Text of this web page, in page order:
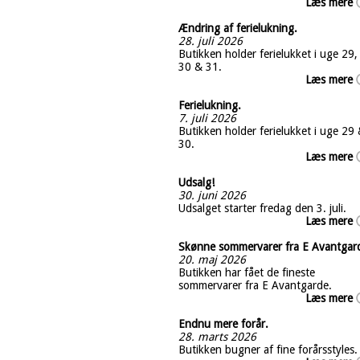
Ændring af ferielukning.
28. juli 2026
Butikken holder ferielukket i uge 29,
30 & 31.
Læs mere
Ferielukning.
7. juli 2026
Butikken holder ferielukket i uge 29
30.
Læs mere
Udsalg!
30. juni 2026
Udsalget starter fredag den 3. juli.
Læs mere
Skønne sommervarer fra E
20. maj 2026
Butikken har fået de fineste
sommervarer fra E Avantgarde.
Læs mere
Endnu mere forår.
28. marts 2026
Butikken bugner af fine forårsstyles.